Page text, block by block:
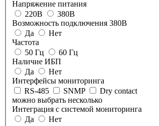
Напряжение питания
220В
380В
Возможность подключения 380В
Да
Нет
Частота
50 Гц
60 Гц
Наличие ИБП
Да
Нет
Интерфейсы мониторинга
RS-485
SNMP
Dry contact
можно выбрать несколько
Интеграция с системой мониторинга
Да
Нет